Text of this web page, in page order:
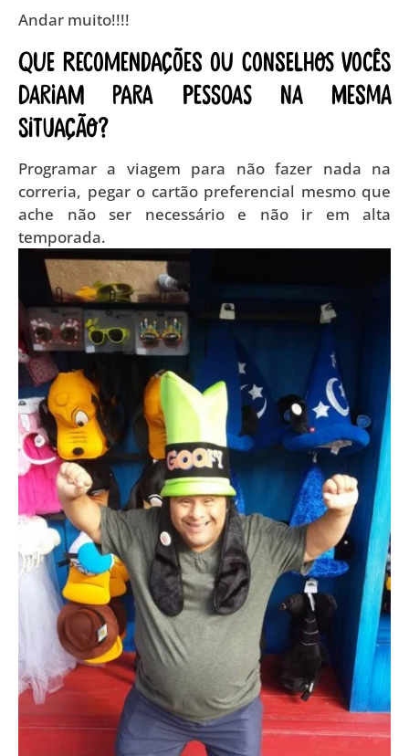
Andar muito!!!!
Que recomendações ou conselhos vocês
dariam para pessoas na mesma
situação?
Programar a viagem para não fazer nada na
correria, pegar o cartão preferencial mesmo que
ache não ser necessário e não ir em alta
temporada.